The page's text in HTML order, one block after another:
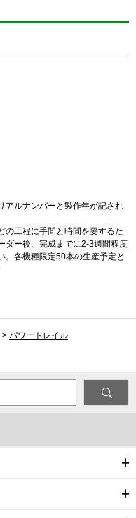
アルナンバーと製作年が記され
工程に手間と時間を要するた
ダー後、完成までに2-3週間程度
。各機種限定50本の生産予定と
> パワートレイル